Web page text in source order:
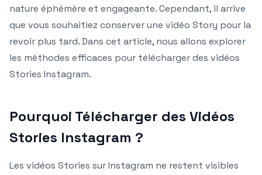
nature éphémère et engageante. Cependant, il arrive
que vous souhaitiez conserver une vidéo Story pour la
revoir plus tard. Dans cet article, nous allons explorer
les méthodes efficaces pour télécharger des vidéos
Stories Instagram.
Pourquoi Télécharger des Vidéos
Stories Instagram ?
Les vidéos Stories sur Instagram ne restent visibles